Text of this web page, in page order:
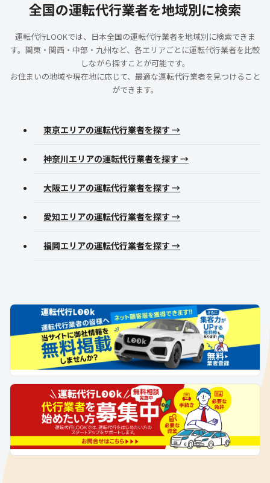
全国の運転代行業者を地域別に検索
運転代行LOOKでは、日本全国の運転代行業者を地域別に検索できま
す。関東・関西・中部・九州など、各エリアごとに運転代行業者を比較
しながら探すことが可能です。
お住まいの地域や現在地に応じて、最適な運転代行業者を見つけること
ができます。
東京エリアの運転代行業者を探す →
神奈川エリアの運転代行業者を探す →
大阪エリアの運転代行業者を探す →
愛知エリアの運転代行業者を探す →
福岡エリアの運転代行業者を探す →